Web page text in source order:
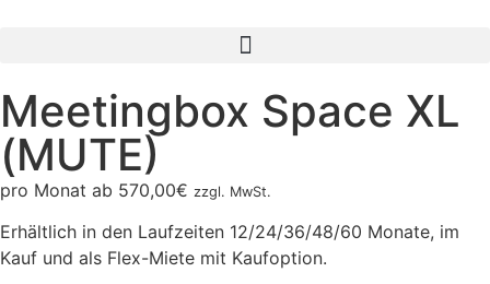
Meetingbox Space XL
(MUTE)
pro Monat ab 570,00€ zzgl. MwSt.
Erhältlich in den Laufzeiten 12/24/36/48/60 Monate, im
Kauf und als Flex-Miete mit Kaufoption.